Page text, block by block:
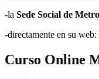
-la Sede Social de
-directamente en su web:
Curso Online